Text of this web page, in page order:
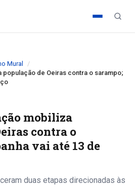
Mural
população de Oeiras contra o sarampo;
mobiliza
contra o
vai até 13 de
duas etapas direcionadas às